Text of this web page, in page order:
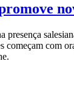
com